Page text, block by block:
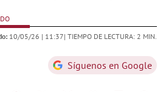
10/05/26 | 11:37| TIEMPO DE LECTURA: 2 MIN.
Síguenos en Google